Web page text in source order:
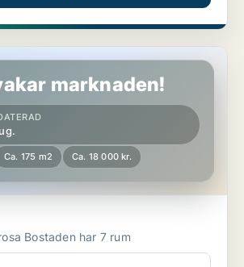
marknaden!
Ca. 175 m2 Ca. 18 000 kr.
Hus att hyra i Trosa Bostaden har 7 rum